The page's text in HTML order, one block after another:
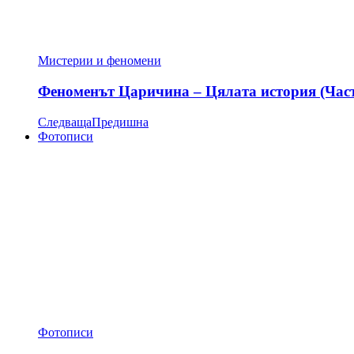
Мистерии и феномени
Феноменът Царичина – Цялата история
СледващаПредишна
Фотописи
Фотописи